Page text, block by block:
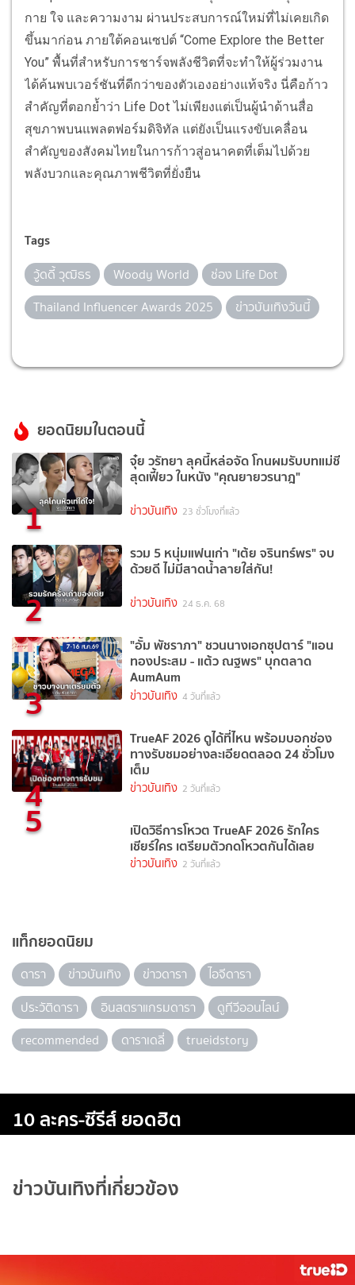
กาย ใจ และความงาม ผ่านประสบการณ์ใหม่ที่ไม่เคยเกิด
ขึ้นมาก่อน ภายใต้คอนเซปต์ “Come Explore the Better
You” พื้นที่สำหรับการชาร์จพลังชีวิตที่จะทำให้ผู้ร่วมงาน
ได้ค้นพบเวอร์ชันที่ดีกว่าของตัวเองอย่างแท้จริง นี่คือก้าว
สำคัญที่ตอกย้ำว่า Life Dot ไม่เพียงแต่เป็นผู้นำด้านสื่อ
สุขภาพบนแพลตฟอร์มดิจิทัล แต่ยังเป็นแรงขับเคลื่อน
สำคัญของสังคมไทยในการก้าวสู่อนาคตที่เต็มไปด้วย
พลังบวกและคุณภาพชีวิตที่ยั่งยืน
Tags
วู้ดดี้ วุฒิธร Woody World
ช่อง Life Dot
Thailand Influencer Awards 2025
ข่าวบันเทิงวันนี้
ยอดนิยมในตอนนี้
1
จุ๋ย วรัทยา ลุคนี้หล่อจัด โกนผมรับบทแม่ชี
สุดเฟี้ยว ในหนัง "คุณยายวรนาฎ"
ข่าวบันเทิง 23 ชั่วโมงที่แล้ว
2
รวม 5 หนุ่มแฟนเก่า "เต้ย จรินทร์พร" จบ
ด้วยดี ไม่มีสาดน้ำลายใส่กัน!
ข่าวบันเทิง 24 ธ.ค. 68
3
"อั้ม พัชราภา" ชวนนางเอกซุปตาร์ "แอน
ทองประสม - แต้ว ณฐพร" บุกตลาด
AumAum
ข่าวบันเทิง 4 วันที่แล้ว
4
TrueAF 2026 ดูได้ที่ไหน พร้อมบอกช่อง
ทางรับชมอย่างละเอียดตลอด 24 ชั่วโมง
เต็ม
ข่าวบันเทิง 2 วันที่แล้ว
5 เปิดวิธีการโหวต TrueAF 2026 รักใคร
เชียร์ใคร เตรียมตัวกดโหวตกันได้เลย
ข่าวบันเทิง 2 วันที่แล้ว
แท็กยอดนิยม
ดารา ข่าวบันเทิง ข่าวดารา
ไอจีดารา
ประวัติดารา
อินสตราแกรมดารา
ดูทีวีออนไลน์
recommended
ดาราเดลี่ trueidstory
10 ละคร-ซีรีส์ ยอดฮิต
ข่าวบันเทิงที่เกี่ยวข้อง